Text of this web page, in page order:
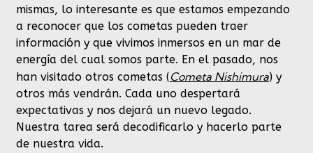
mismas, lo interesante es que estamos empezando
a reconocer que los cometas pueden traer
información y que vivimos inmersos en un mar de
energía del cual somos parte. En el pasado, nos
han visitado otros cometas (Cometa Nishimura) y
otros más vendrán. Cada uno despertará
expectativas y nos dejará un nuevo legado.
Nuestra tarea será decodificarlo y hacerlo parte
de nuestra vida.